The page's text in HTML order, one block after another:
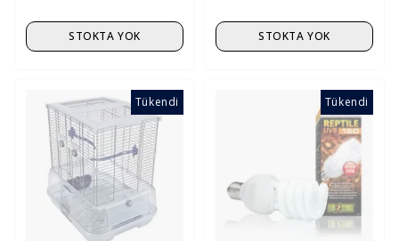
STOKTA YOK STOKTA YOK
Tükendi Tükendi